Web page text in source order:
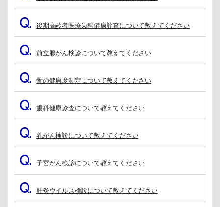
Q. 後期高齢者医療歯科健康診査について教えてください
Q. 前立腺がん検診について教えてください
Q. 骨の健康度測定について教えてください
Q. 歯科健康診査について教えてください
Q. 乳がん検診について教えてください
Q. 子宮がん検診について教えてください
Q. 肝炎ウイルス検診について教えてください